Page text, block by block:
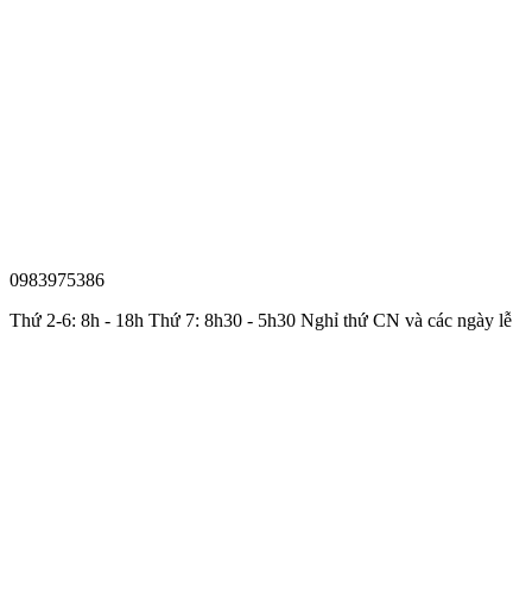
0983975386
Thứ 2-6: 8h - 18h Thứ 7: 8h30 - 5h30 Nghỉ thứ CN và các ngày lễ